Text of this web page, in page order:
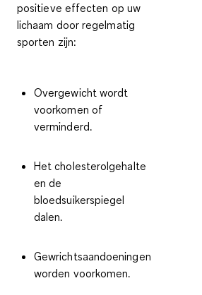
positieve effecten op uw
lichaam door regelmatig
sporten zijn:
Overgewicht wordt
voorkomen of
verminderd.
Het cholesterolgehalte
en de
bloedsuikerspiegel
dalen.
Gewrichtsaandoeningen
worden voorkomen.